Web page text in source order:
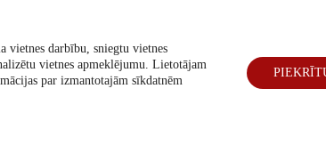
Par mums Vēlēšanas 2026
vietnes darbību, sniegtu vietnes
vietnes apmeklējumu. Lietotājam
par izmantotajām sīkdatnēm